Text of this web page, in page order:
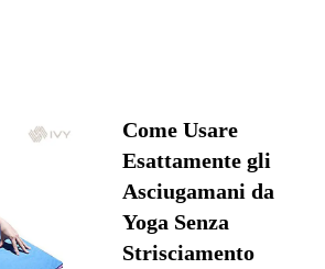
Come Usare
Esattamente gli
Asciugamani da
Yoga Senza
Strisciamento